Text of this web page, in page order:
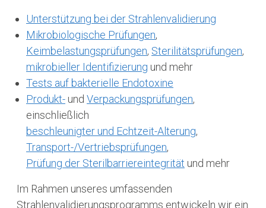
Unterstützung bei der Strahlenvalidierung
Mikrobiologische Prüfungen,
Keimbelastungsprüfungen, Sterilitätsprüfungen,
mikrobieller Identifizierung und mehr
Tests auf bakterielle Endotoxine
Produkt- und Verpackungsprüfungen,
einschließlich
beschleunigter und Echtzeit-Alterung,
Transport-/Vertriebsprüfungen,
Prüfung der Sterilbarriereintegrität und mehr
Im Rahmen unseres umfassenden
Strahlenvalidierungsprogramms entwickeln wir ein